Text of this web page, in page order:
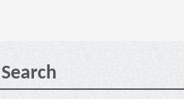
Search